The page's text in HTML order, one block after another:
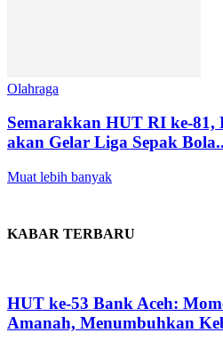
Olahraga
Semarakkan HUT RI ke-81,
akan Gelar Liga Sepak
Muat lebih banyak
KABAR TERBARU
HUT ke-53 Bank Aceh:
Amanah, Menumbuhkan